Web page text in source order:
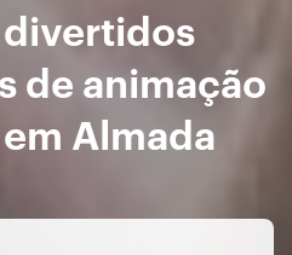
divertidos
de animação
Almada